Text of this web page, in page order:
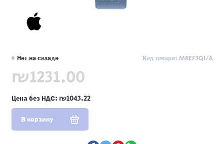
Нет на складе Код товара: MREF3QI/A
₪1231.00
Цена без НДС: ₪1043.22
В корзину